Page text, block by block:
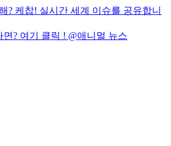
? 케찹! 실시간 세계 이슈를 공유합니
? 여기 클릭 ! @애니멀 뉴스